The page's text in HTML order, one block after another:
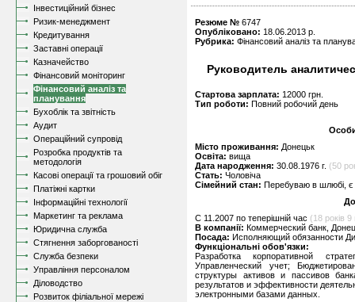
Інвестиційний бізнес
Ризик-менеджмент
Кредитування
Заставні операції
Казначейство
Фінансовий моніторинг
Фінансовий аналіз та
планування
Бухоблік та звітність
Аудит
Операційний супровід
Розробка продуктів та
методологія
Касові операції та грошовий обіг
Платіжні картки
Інформаційні технології
Маркетинг та реклама
Юридична служба
Стягнення заборгованості
Служба безпеки
Управління персоналом
Діловодство
Розвиток філіальної мережі
Резюме № 6747
Опубліковано: 18.06.2013 р.
Рубрика: Фінансовий аналіз та
Руководитель
Стартова зарплата: 12000 грн.
Тип роботи: Повний робочий день
Місто проживання: Донецьк
Освіта: вища
Дата народження: 30.08.1976 г. (50
Стать: Чоловіча
Сімейний стан: Перебуваю в шлюбі, є
C 11.2007 по теперішній час (18 років 9
В компанії: Коммерческий банк,
Посада: Исполняющий обязанности
Функціональні обов'язки:
Разработка корпоративной
Управленческий учет;
структуры активов и пассивов
результатов и эффективности
электронными базами данных.